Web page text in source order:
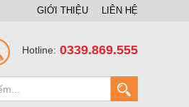
GIỚI THIỆU LIÊN HỆ
Hotline: 0339.869.555